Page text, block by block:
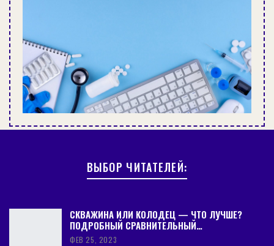
ВЫБОР ЧИТАТЕЛЕЙ:
СКВАЖИНА ИЛИ КОЛОДЕЦ — ЧТО ЛУЧШЕ?
ПОДРОБНЫЙ СРАВНИТЕЛЬНЫЙ…
ФЕВ 25, 2023